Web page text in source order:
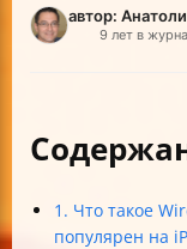
автор:
9 лет в
1. Что такое
популярен на